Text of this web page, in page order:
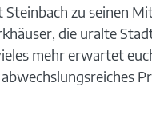
Steinbach zu seinen
die uralte
mehr erwartet